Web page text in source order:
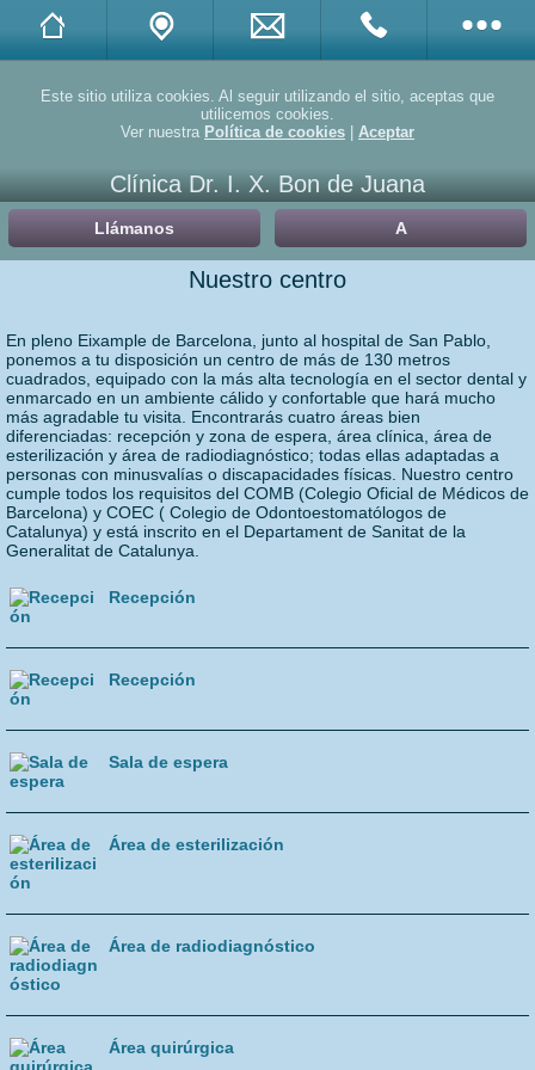
Twitter
Facebook
Linkedin
Yelp
Doctoralia
Promociones
Compartir
Acerca de
Este sitio utiliza cookies. Al seguir utilizando el sitio, aceptas que
utilicemos cookies.
Ver nuestra Política de cookies Aceptar
Clínica Dr. I. X. Bon de Juana
Llámanos A
Nuestro centro
En pleno Eixample de Barcelona, junto al hospital de San Pablo,
ponemos a tu disposición un centro de más de 130 metros
cuadrados, equipado con la más alta tecnología en el sector dental y
enmarcado en un ambiente cálido y confortable que hará mucho
más agradable tu visita. Encontrarás cuatro áreas bien
diferenciadas: recepción y zona de espera, área clínica, área de
esterilización y área de radiodiagnóstico; todas ellas adaptadas a
personas con minusvalías o discapacidades físicas. Nuestro centro
cumple todos los requisitos del COMB (Colegio Oficial de Médicos de
Barcelona) y COEC ( Colegio de Odontoestomatólogos de
Catalunya) y está inscrito en el Departament de Sanitat de la
Generalitat de Catalunya.
Recepción
Recepción
Sala de espera
Área de esterilización
Área de radiodiagnóstico
Área quirúrgica